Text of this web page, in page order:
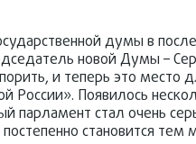
думы в
новой Думы –
и теперь это место
России». Появилось
стал очень
становится тем